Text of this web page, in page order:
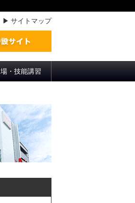
サイトマップ
・技能講習